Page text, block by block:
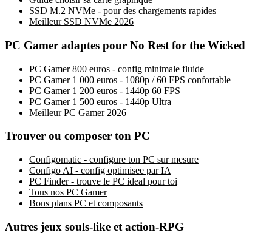
SSD M.2 NVMe - pour des chargements rapides
Meilleur SSD NVMe 2026
PC Gamer adaptes pour No Rest for the Wicked
PC Gamer 800 euros - config minimale fluide
PC Gamer 1 000 euros - 1080p / 60 FPS confortable
PC Gamer 1 200 euros - 1440p 60 FPS
PC Gamer 1 500 euros - 1440p Ultra
Meilleur PC Gamer 2026
Trouver ou composer ton PC
Configomatic - configure ton PC sur mesure
Configo AI - config optimisee par IA
PC Finder - trouve le PC ideal pour toi
Tous nos PC Gamer
Bons plans PC et composants
Autres jeux souls-like et action-RPG